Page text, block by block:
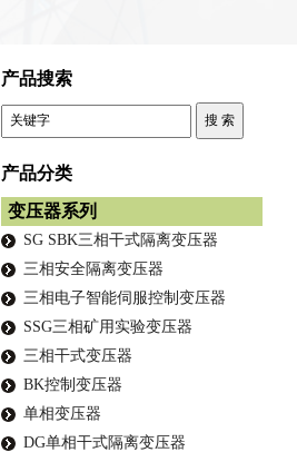
产品搜索
产品分类
变压器系列
SG SBK三相干式隔离变压器
三相安全隔离变压器
三相电子智能伺服控制变压器
SSG三相矿用实验变压器
三相干式变压器
BK控制变压器
单相变压器
DG单相干式隔离变压器